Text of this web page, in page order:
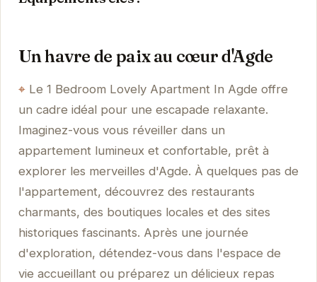
Un havre de paix au cœur d'Agde
Le 1 Bedroom Lovely Apartment In Agde offre
un cadre idéal pour une escapade relaxante.
Imaginez-vous vous réveiller dans un
appartement lumineux et confortable, prêt à
explorer les merveilles d'Agde. À quelques pas de
l'appartement, découvrez des restaurants
charmants, des boutiques locales et des sites
historiques fascinants. Après une journée
d'exploration, détendez-vous dans l'espace de
vie accueillant ou préparez un délicieux repas